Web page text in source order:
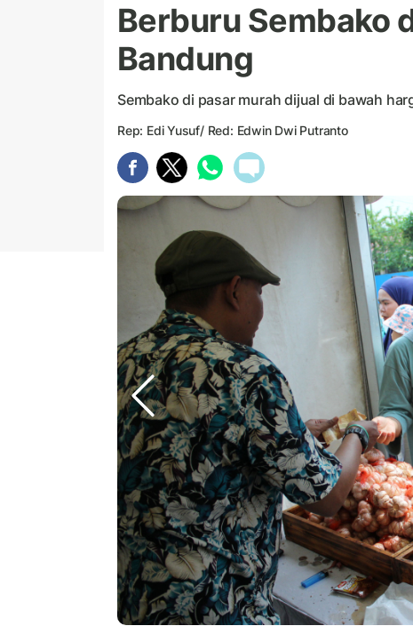
Berburu Sembako
Bandung
Sembako di pasar murah dijual di bawah
Rep: Edi Yusuf/ Red: Edwin Dwi Putranto